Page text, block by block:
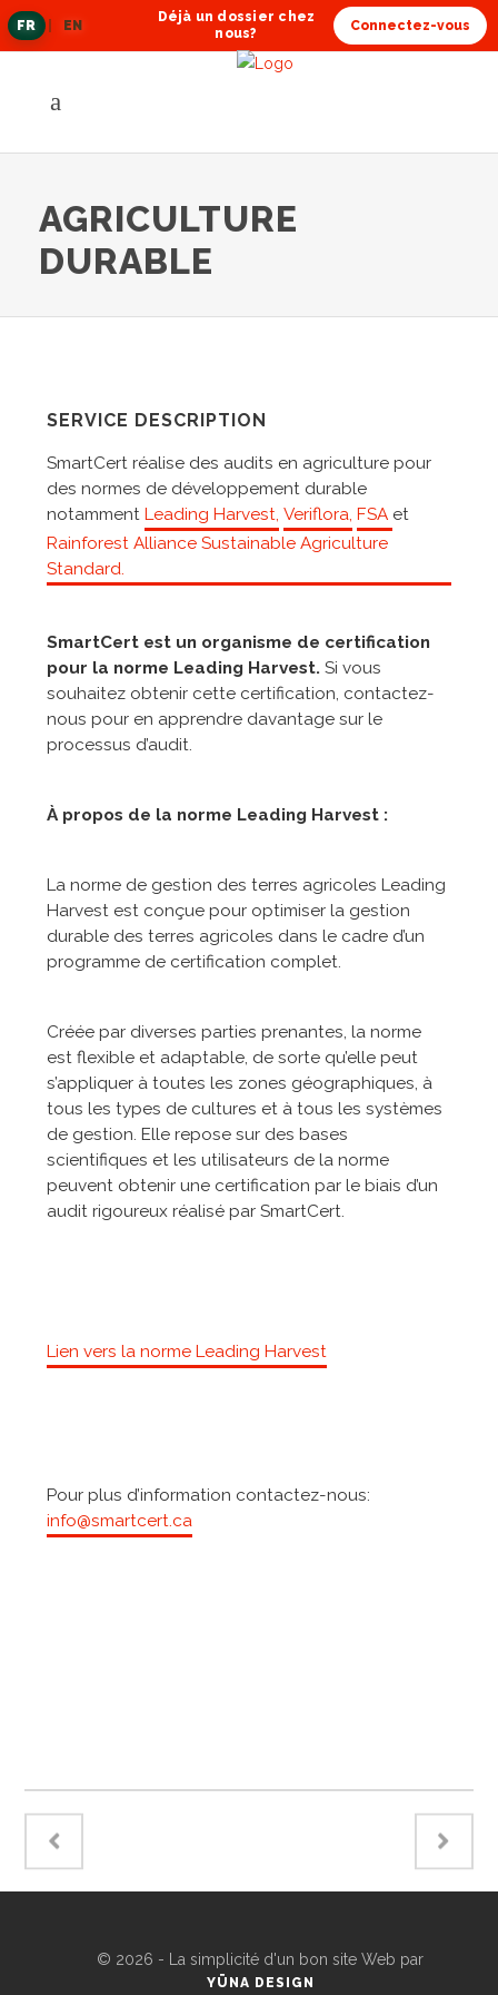
FRlangue
actuelle
EN
Déjà un dossier chez
nous?
Connectez-vous
AGRICULTURE
DURABLE
SERVICE DESCRIPTION
SmartCert réalise des audits en agriculture pour
des normes de développement durable
notammentLeading Harvest, Veriflora, FSA et
Rainforest Alliance Sustainable Agriculture
Standard.
SmartCert est un organisme de certification
pour la norme Leading Harvest. Si vous
souhaitez obtenir cette certification, contactez-
nous pour en apprendre davantage sur le
processus d’audit.
À propos de la norme Leading Harvest :
La norme de gestion des terres agricoles Leading
Harvest est conçue pour optimiser la gestion
durable des terres agricoles dans le cadre d’un
programme de certification complet.
Créée par diverses parties prenantes, la norme
est flexible et adaptable, de sorte qu’elle peut
s’appliquer à toutes les zones géographiques, à
tous les types de cultures et à tous les systèmes
de gestion. Elle repose sur des bases
scientifiques et les utilisateurs de la norme
peuvent obtenir une certification par le biais d’un
audit rigoureux réalisé par SmartCert.
Lien vers la norme Leading Harvest
Pour plus d’information contactez-nous:
info@smartcert.ca
© 2026 - La simplicité d'un bon site Web par
YÜNA DESIGN